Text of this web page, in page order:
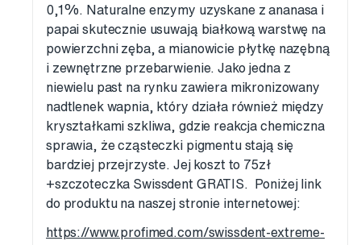
0,1%. Naturalne enzymy uzyskane z ananasa i
papai skutecznie usuwają białkową warstwę na
powierzchni zęba, a mianowicie płytkę nazębną
i zewnętrzne przebarwienie. Jako jedna z
niewielu past na rynku zawiera mikronizowany
nadtlenek wapnia, który działa również między
kryształkami szkliwa, gdzie reakcja chemiczna
sprawia, że cząsteczki pigmentu stają się
bardziej przejrzyste. Jej koszt to 75zł
+szczoteczka Swissdent GRATIS. Poniżej link
do produktu na naszej stronie internetowej:
https://www.profimed.com/swissdent-extreme-